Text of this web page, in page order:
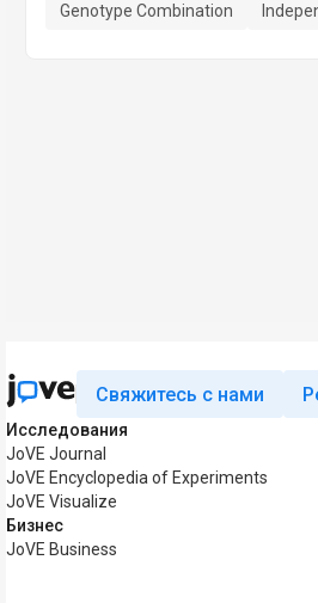
Genotype Combination
Свяжитесь с нами
Исследования
JoVE Journal
JoVE Encyclopedia of Experiments
JoVE Visualize
Бизнес
JoVE Business